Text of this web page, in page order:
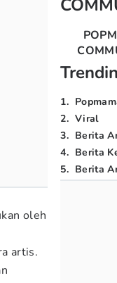
oleh
artis.
1.
2. Viral
3. Berita
4. Berita
5. Berita